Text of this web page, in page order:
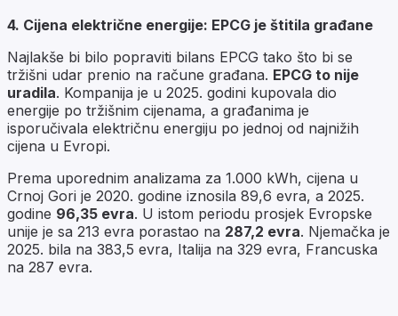
4. Cijena električne energije: EPCG je štitila građane
Najlakše bi bilo popraviti bilans EPCG tako što bi se
tržišni udar prenio na račune građana. EPCG to nije
uradila. Kompanija je u 2025. godini kupovala dio
energije po tržišnim cijenama, a građanima je
isporučivala električnu energiju po jednoj od najnižih
cijena u Evropi.
Prema uporednim analizama za 1.000 kWh, cijena u
Crnoj Gori je 2020. godine iznosila 89,6 evra, a 2025.
godine 96,35 evra. U istom periodu prosjek Evropske
unije je sa 213 evra porastao na 287,2 evra. Njemačka je
2025. bila na 383,5 evra, Italija na 329 evra, Francuska
na 287 evra.